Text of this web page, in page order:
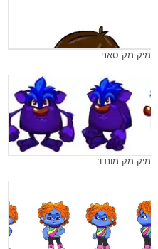
מיק מק סאני
מיק מק מונדו: